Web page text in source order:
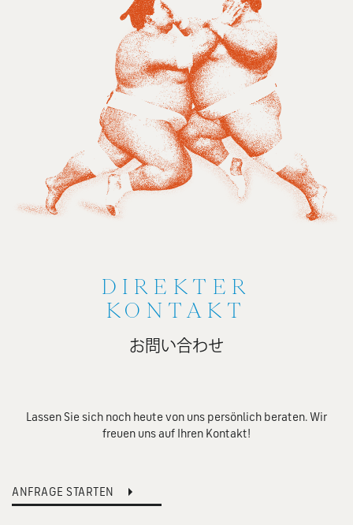
DIREKTER
KONTAKT
お問い合わせ
Lassen Sie sich noch heute von uns persönlich beraten. Wir
freuen uns auf Ihren Kontakt!
ANFRAGE STARTEN